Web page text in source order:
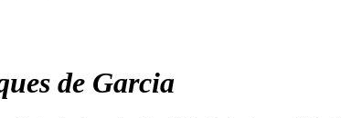
de Garcia